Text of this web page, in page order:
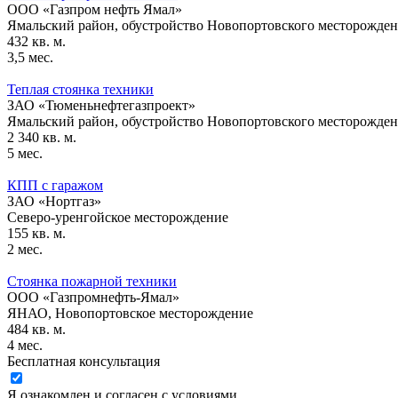
ООО «Газпром нефть Ямал»
Ямальский район, обустройство Новопортовского
432 кв. м.
3,5 мес.
Теплая стоянка техники
ЗАО «Тюменьнефтегазпроект»
Ямальский район, обустройство Новопортовского
2 340 кв. м.
5 мес.
КПП с гаражом
ЗАО «Нортгаз»
Северо-уренгойское месторождение
155 кв. м.
2 мес.
Стоянка пожарной техники
ООО «Газпромнефть-Ямал»
ЯНАО, Новопортовское месторождение
484 кв. м.
4 мес.
Бесплатная консультация
Я ознакомлен и согласен с условиями